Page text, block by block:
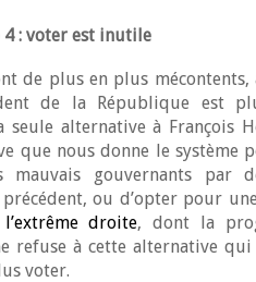
4 : voter est inutile
de plus en plus
de la République est
seule alternative à François
que nous donne le système
mauvais gouvernants par
ou d’opter pour
l’extrême droite, dont la
refuse à cette alternative
voter.